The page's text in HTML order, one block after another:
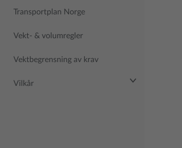
Transportplan Norge
Vekt- & volumregler
Vektbegrensning av krav
Vilkår